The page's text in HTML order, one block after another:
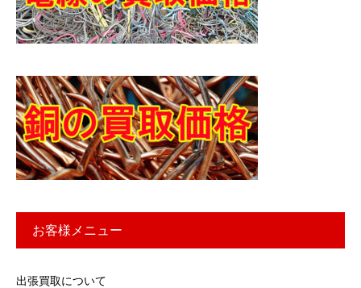
お客様メニュー
出張買取について